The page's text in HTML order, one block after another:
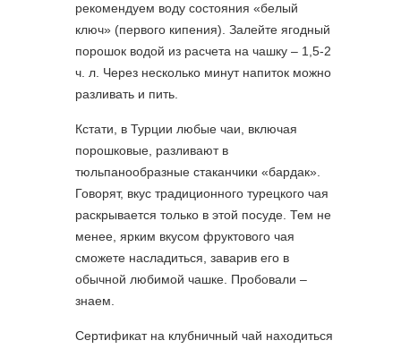
рекомендуем воду состояния «белый
ключ» (первого кипения). Залейте ягодный
порошок водой из расчета на чашку – 1,5-2
ч. л. Через несколько минут напиток можно
разливать и пить.
Кстати, в Турции любые чаи, включая
порошковые, разливают в
тюльпанообразные стаканчики «бардак».
Говорят, вкус традиционного турецкого чая
раскрывается только в этой посуде. Тем не
менее, ярким вкусом фруктового чая
сможете насладиться, заварив его в
обычной любимой чашке. Пробовали –
знаем.
Сертификат на клубничный чай находиться